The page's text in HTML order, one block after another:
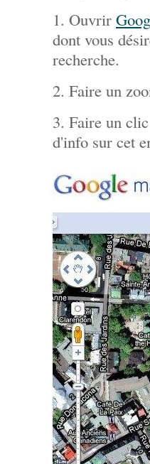
1. Ouvrir
dont vous
recherche.
2. Faire un
3. Faire un
d'info sur cet